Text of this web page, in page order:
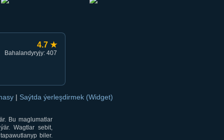
4.7 ★
Bahalandyryjy: 407
| Saýtda ýerleşdirmek (Widget)
Bu maglumatlar
Wagtlar sebit,
biler.